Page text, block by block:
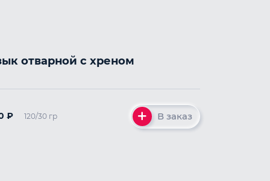
отварной с хреном
₽ 120/30 гр В заказ